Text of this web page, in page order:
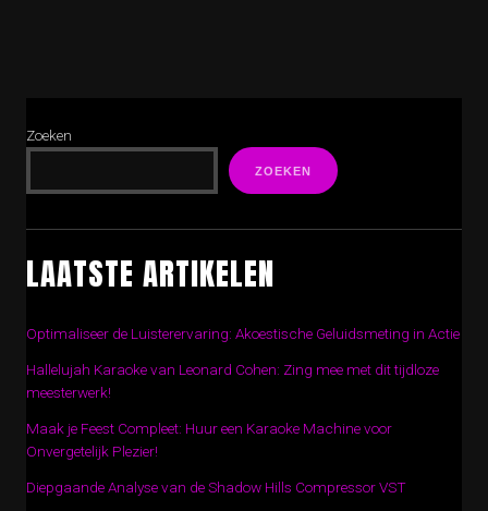
Zoeken
ZOEKEN
LAATSTE ARTIKELEN
Optimaliseer de Luisterervaring: Akoestische Geluidsmeting in Actie
Hallelujah Karaoke van Leonard Cohen: Zing mee met dit tijdloze
meesterwerk!
Maak je Feest Compleet: Huur een Karaoke Machine voor
Onvergetelijk Plezier!
Diepgaande Analyse van de Shadow Hills Compressor VST